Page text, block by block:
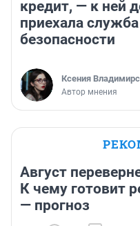
кредит, — к ней
приехала служба
безопасности
Ксения
Автор мнения
Август
К чему готовит
— прогноз